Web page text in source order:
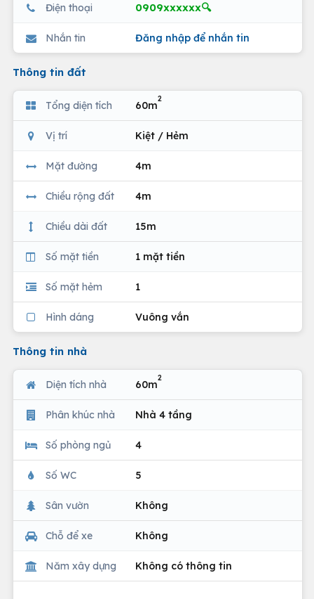
Điện thoại 0909xxxxxx🔍
Nhắn tin Đăng nhập để nhắn tin
Thông tin đất
Tổng diện tích 60m
2
Vị trí Kiệt / Hẻm
Mặt đường 4m
Chiều rộng đất 4m
Chiều dài đất 15m
Số mặt tiền 1 mặt tiền
Số mặt hẻm 1
Hình dáng Vuông vắn
Thông tin nhà
Diện tích nhà 60m
2
Phân khúc nhà Nhà 4 tầng
Số phòng ngủ 4
Số WC 5
Sân vườn Không
Chỗ để xe Không
Năm xây dựng Không có thông tin